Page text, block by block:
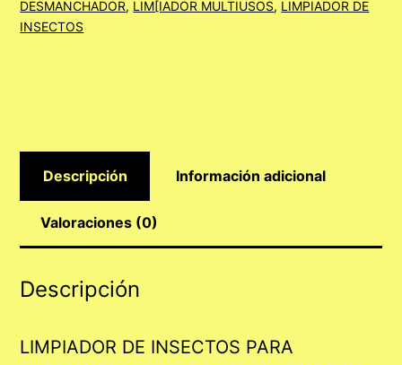
DESMANCHADOR, LIM[IADOR MULTIUSOS, LIMPIADOR DE
INSECTOS
Descripción Información adicional
Valoraciones (0)
Descripción
LIMPIADOR DE INSECTOS PARA